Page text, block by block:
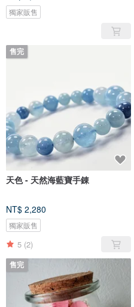
獨家販售
售完
天色 - 天然海藍寶手錬
NT$ 2,280
獨家販售
5 (2)
售完